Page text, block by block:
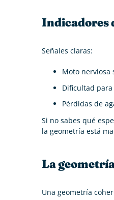
Indicadores
Señales claras:
Moto nerviosa
Dificultad
Pérdidas de
Si no sabes qué
la geometría está
La
Una geometría